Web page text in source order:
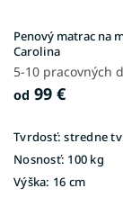
Penový matrac na
Carolina
5-10 pracovných
od 99 €
Tvrdosť: stredne
Nosnosť: 100 kg
Výška: 16 cm